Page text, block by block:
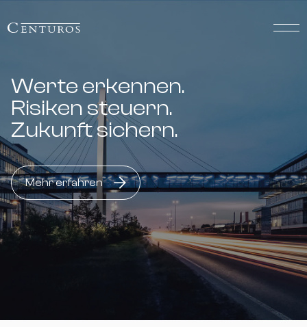
Werte erkennen.
Risiken steuern.
Zukunft sichern.
Mehr erfahren